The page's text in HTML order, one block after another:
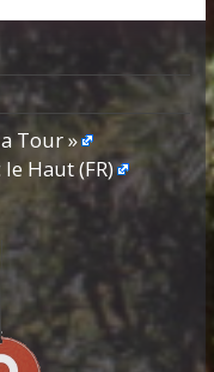
Tour »
Haut (FR)